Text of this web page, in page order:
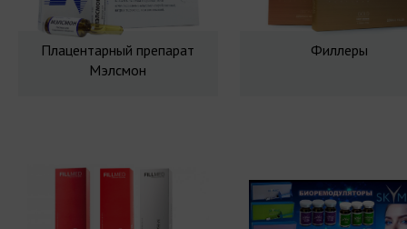
Плацентарный препарат
Мэлсмон
Филлеры